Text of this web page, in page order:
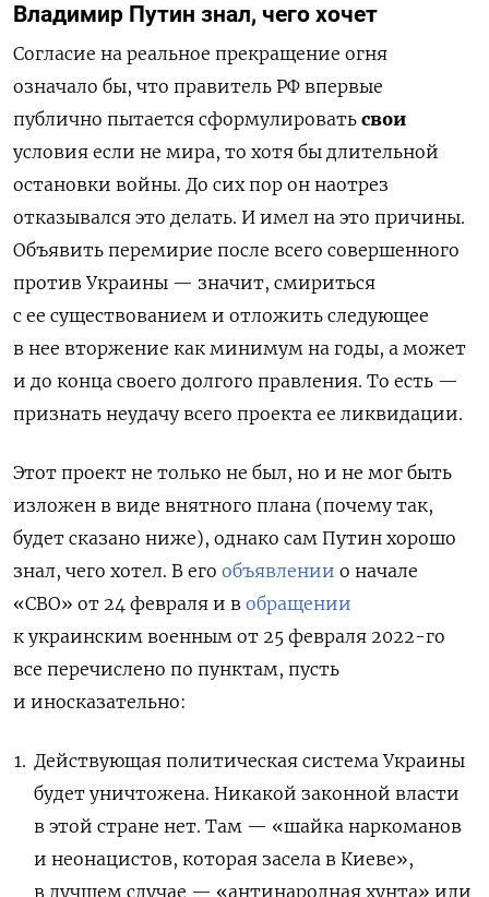
Владимир Путин знал, чего хочет
Согласие на реальное прекращение огня
означало бы, что правитель РФ впервые
публично пытается сформулировать свои
условия если не мира, то хотя бы длительной
остановки войны. До сих пор он наотрез
отказывался это делать. И имел на это причины.
Объявить перемирие после всего совершенного
против Украины — значит, смириться
с ее существованием и отложить следующее
в нее вторжение как минимум на годы, а может
и до конца своего долгого правления. То есть —
признать неудачу всего проекта ее ликвидации.
Этот проект не только не был, но и не мог быть
изложен в виде внятного плана (почему так,
будет сказано ниже), однако сам Путин хорошо
знал, чего хотел. В его объявлении о начале
«СВО» от 24 февраля и в обращении
к украинским военным от 25 февраля 2022-го
все перечислено по пунктам, пусть
и иносказательно:
Действующая политическая система Украины
будет уничтожена. Никакой законной власти
в этой стране нет. Там — «шайка наркоманов
и неонацистов, которая засела в Киеве»,
в лучшем случае — «антинародная хунта» или